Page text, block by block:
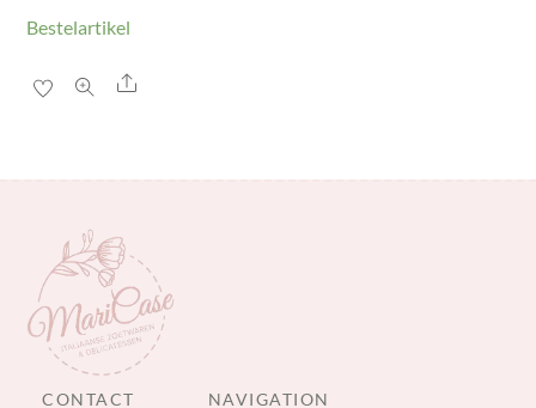
Bestelartikel
Share
CONTACT NAVIGATION